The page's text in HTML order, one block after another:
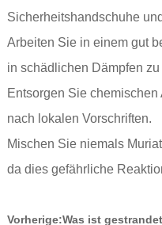
Sicherheitshandschuhe
Arbeiten Sie in einem gut
in schädlichen Dämpfen
Entsorgen Sie
nach lokalen Vorschriften.
Mischen Sie niemals
da dies gefährliche
Vorherige:Was ist